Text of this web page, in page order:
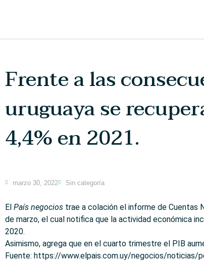
Frente a las
uruguaya se
4,4% en 2021.
marzo 30, 2022 Sin categoría
El País negocios trae a colación el informe de Cuentas
de marzo, el cual notifica que la actividad económica
2020.
Asimismo, agrega que en el cuarto trimestre el PIB
Fuente: https://www.elpais.com.uy/negocios/noticias/